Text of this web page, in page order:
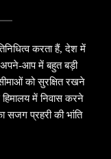
करता हैं, देश में
अपने-आप में बहुत बड़ी
को सुरक्षित रखने
में निवास करने
सजग प्रहरी की भांति